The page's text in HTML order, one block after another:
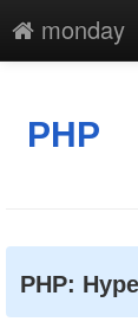
monday
添付
一覧
PHP
PHP: